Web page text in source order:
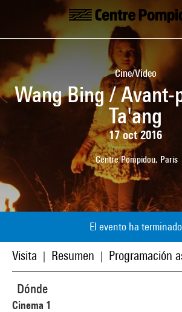
Skip to main content
Centre Pompidou
Cine/Video
Wang Bing / Avant-
Ta'ang
17 oct 2016
Centre Pompidou, Paris
El evento ha terminado
Visita Resumen Programación
Dónde
Cinema 1